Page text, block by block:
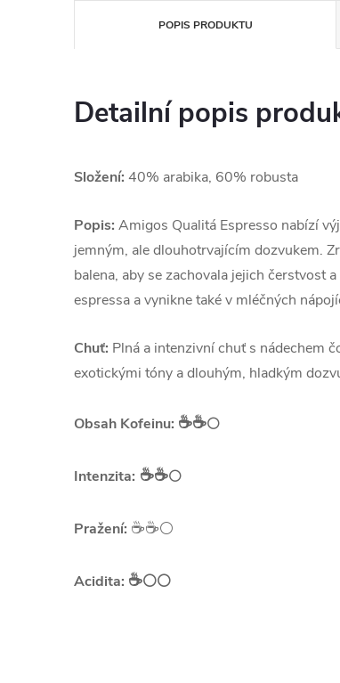
POPIS PRODUKTU
Detailní popis
Složení: 40% arabika, 60% robusta
Popis: Amigos Qualitá Espresso nabízí
jemným, ale dlouhotrvajícím dozvukem.
balena, aby se zachovala jejich čerstvost
espressa a vynikne také v mléčných
Chuť: Plná a intenzivní chuť s nádechem
exotickými tóny a dlouhým, hladkým
Obsah Kofeinu: ☕️☕️⚪
Intenzita: ☕️☕️⚪
Pražení: ☕️☕️⚪
Acidita: ☕️⚪⚪